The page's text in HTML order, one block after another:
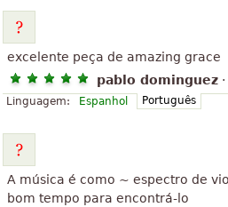
excelente peça de amazing grace
pablo dominguez ·
Linguagem: Espanhol Português
A música é como ~ espectro de
bom tempo para encontrá-lo